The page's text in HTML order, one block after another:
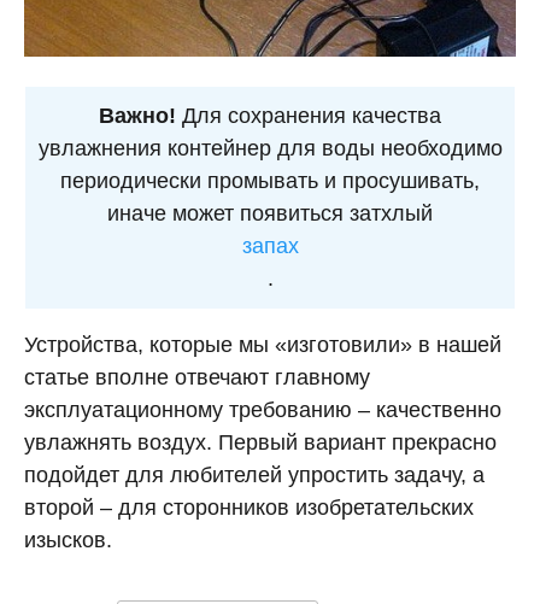
Важно! Для сохранения качества
увлажнения контейнер для воды необходимо
периодически промывать и просушивать,
иначе может появиться затхлый
запах
.
Устройства, которые мы «изготовили» в нашей
статье вполне отвечают главному
эксплуатационному требованию – качественно
увлажнять воздух. Первый вариант прекрасно
подойдет для любителей упростить задачу, а
второй – для сторонников изобретательских
изысков.